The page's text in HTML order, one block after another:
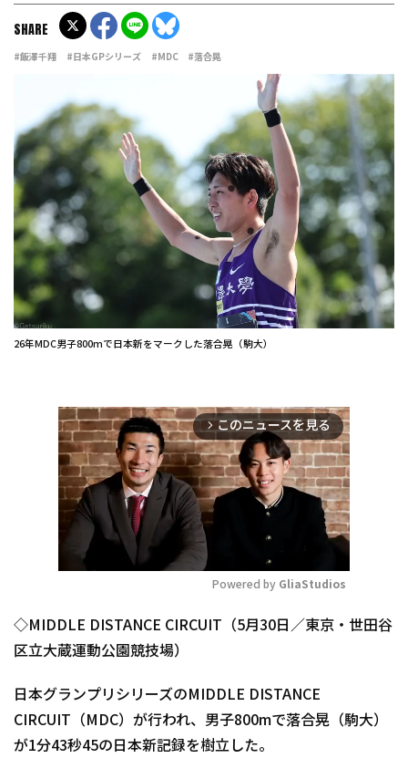
#飯澤千翔 #日本GPシリーズ #MDC #落合晃
SHARE
26年MDC男子800mで日本新をマークした落合晃（駒大）
arrow_forward_ios このニュースを見る
Mute
Powered by GliaStudios
◇MIDDLE DISTANCE CIRCUIT（5月30日／東京・世田谷
区立大蔵運動公園競技場）
日本グランプリシリーズのMIDDLE DISTANCE
CIRCUIT（MDC）が行われ、男子800mで落合晃（駒大）
が1分43秒45の日本新記録を樹立した。